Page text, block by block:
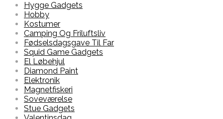
Hygge Gadgets
Hobby
Kostumer
Camping Og Friluftsliv
Fødselsdagsgave Til Far
Squid Game Gadgets
El Løbehjul
Diamond Paint
Elektronik
Magnetfiskeri
Soveværelse
Stue Gadgets